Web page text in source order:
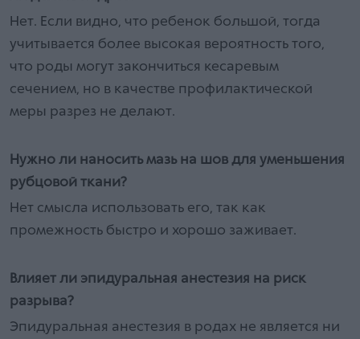
Нет. Если видно, что ребенок большой, тогда
учитывается более высокая вероятность того,
что роды могут закончиться кесаревым
сечением, но в качестве профилактической
меры разрез не делают.
Нужно ли наносить мазь на шов для уменьшения
рубцовой ткани?
Нет смысла использовать его, так как
промежность быстро и хорошо заживает.
Влияет ли эпидуральная анестезия на риск
разрыва?
Эпидуральная анестезия в родах не является ни